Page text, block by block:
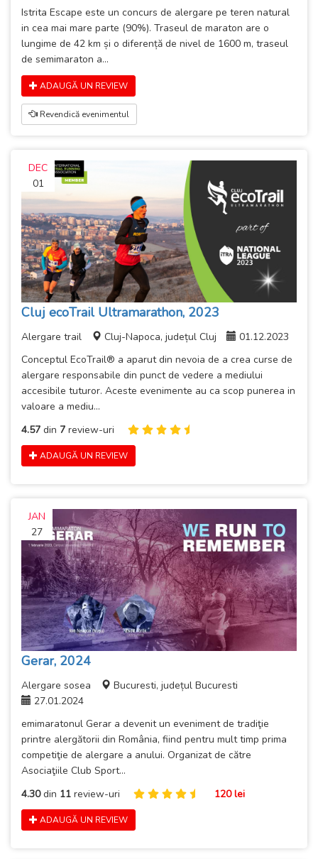
Istrita Escape este un concurs de alergare pe teren natural
in cea mai mare parte (90%). Traseul de maraton are o
lungime de 42 km și o diferență de nivel de 1600 m, traseul
de semimaraton a...
ADAUGĂ UN REVIEW
Revendică evenimentul
DEC
01
Cluj ecoTrail Ultramarathon, 2023
Alergare trail Cluj-Napoca, județul Cluj
01.12.2023
Conceptul EcoTrail® a aparut din nevoia de a crea curse de
alergare responsabile din punct de vedere a mediului
accesibile tuturor. Aceste evenimente au ca scop punerea in
valoare a mediu...
4.57 din 7 review-uri
ADAUGĂ UN REVIEW
JAN
27
Gerar, 2024
Alergare sosea
Bucuresti, județul Bucuresti
27.01.2024
emimaratonul Gerar a devenit un eveniment de tradiţie
printre alergătorii din România, fiind pentru mult timp prima
competiţie de alergare a anului. Organizat de către
Asociaţiile Club Sport...
4.30din 11 review-uri 120 lei
ADAUGĂ UN REVIEW